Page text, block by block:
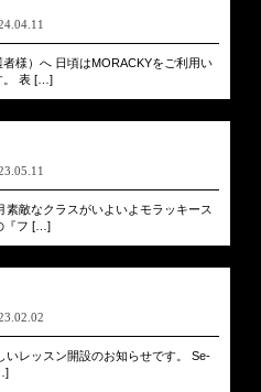
様）へ 日頃はMORACKYをご利用い
。 表 […]
素敵なクラスがいよいよモラッキース
『フ […]
いレッスン開設のお知らせです。 Se-